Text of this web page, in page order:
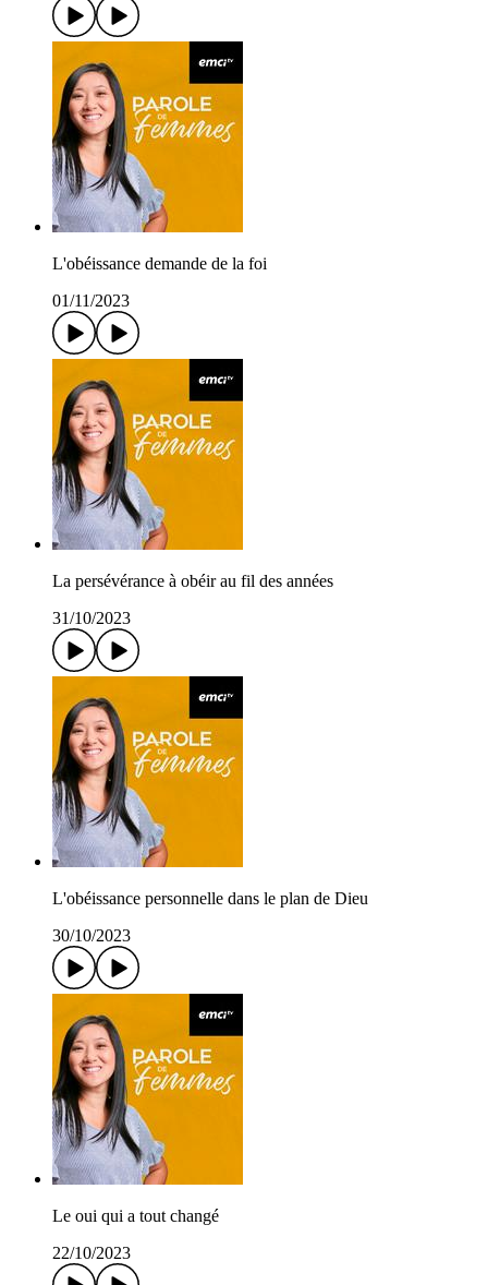
L'obéissance demande de la foi
01/11/2023
La persévérance à obéir au fil des années
31/10/2023
L'obéissance personnelle dans le plan de Dieu
30/10/2023
Le oui qui a tout changé
22/10/2023